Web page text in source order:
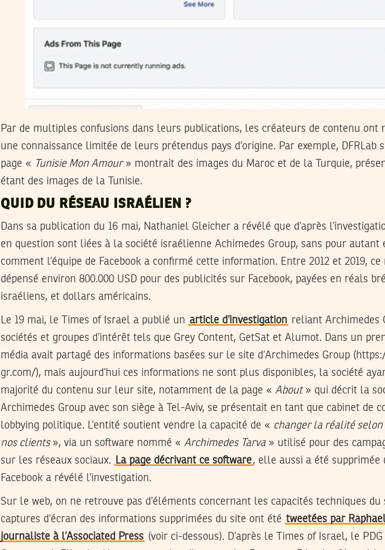
Par de multiples confusions dans leurs publications, les créateurs de contenu ont
une connaissance limitée de leurs prétendus pays d’origine. Par exemple, DFRLab
page « Tunisie Mon Amour» montrait des images du Maroc et de la Turquie,
étant des images de la Tunisie.
QUID DU RÉSEAU ISRAÉLIEN ?
Dans sa publication du 16 mai, Nathaniel Gleicher a révélé que d’après
en question sont liées à la société israélienne Achimedes Group, sans pour autant
comment l’équipe de Facebook a confirmé cette information. Entre 2012 et 2019,
dépensé environ 800.000 USD pour des publicités sur Facebook, payées en réals
israéliens, et dollars américains.
Le 19 mai, le Times of Israel a publié un article d’investigation reliant Archimedes
sociétés et groupes d’intérêt tels que Grey Content, GetSat et Alumot. Dans un
média avait partagé des informations basées sur le site d’Archimedes Group
gr.com/), mais aujourd’hui ces informations ne sont plus disponibles, la société
majorité du contenu sur leur site, notamment de la page « About» qui décrit la
Archimedes Group avec son siège à Tel-Aviv, se présentait en tant que cabinet de
lobbying politique. L’entité soutient vendre la capacité de « changer la réalité selon
nos clients », via un software nommé « Archimedes Tarva » utilisé pour des
sur les réseaux sociaux.
La page décrivant ce software, elle aussi a été supprimée
Facebook a révélé l’investigation.
Sur le web, on ne retrouve pas d’éléments concernant les capacités techniques du
captures d’écran des informations supprimées du site ont été tweetées par
journaliste à l’Associated Press (voir ci-dessous). D’après le Times of Israel, le PDG